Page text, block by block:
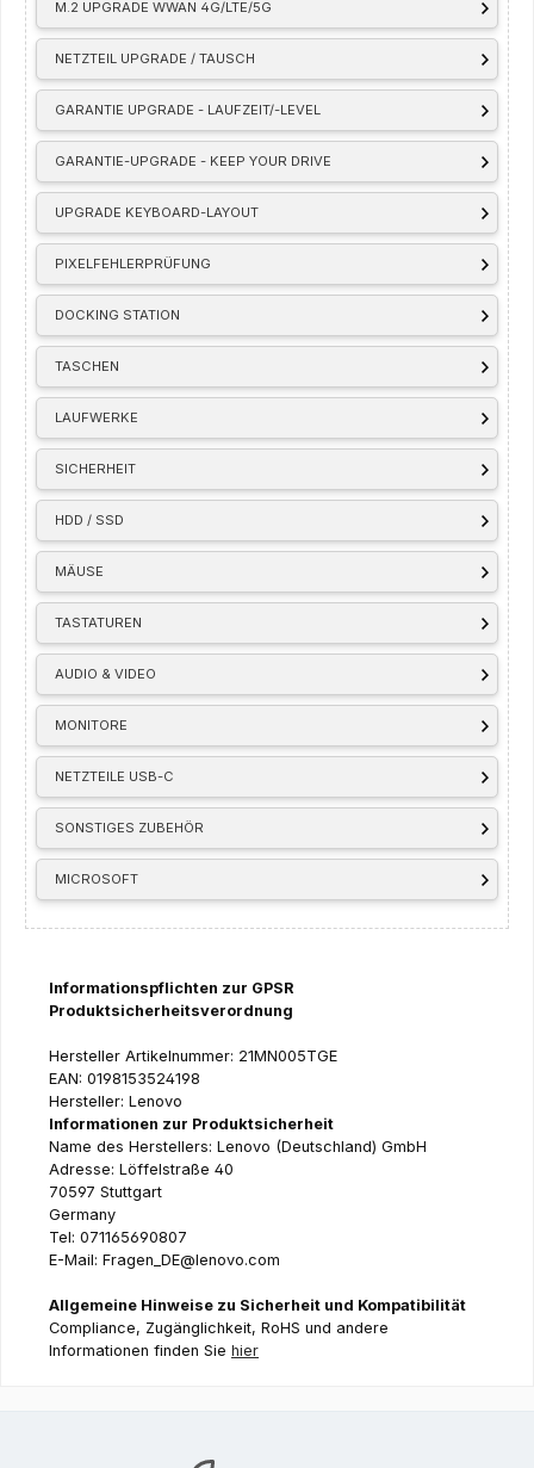
M.2 UPGRADE WWAN 4G/LTE/5G
NETZTEIL UPGRADE / TAUSCH
GARANTIE UPGRADE - LAUFZEIT/-LEVEL
GARANTIE-UPGRADE - KEEP YOUR DRIVE
UPGRADE KEYBOARD-LAYOUT
PIXELFEHLERPRÜFUNG
DOCKING STATION
TASCHEN
LAUFWERKE
SICHERHEIT
HDD / SSD
MÄUSE
TASTATUREN
AUDIO & VIDEO
MONITORE
NETZTEILE USB-C
SONSTIGES ZUBEHÖR
MICROSOFT
Informationspflichten zur GPSR
Produktsicherheitsverordnung
Hersteller Artikelnummer: 21MN005TGE
EAN: 0198153524198
Hersteller: Lenovo
Informationen zur Produktsicherheit
Name des Herstellers: Lenovo (Deutschland) GmbH
Adresse: Löffelstraße 40
70597 Stuttgart
Germany
Tel: 071165690807
E-Mail: Fragen_DE@lenovo.com
Allgemeine Hinweise zu Sicherheit und Kompatibilität
Compliance, Zugänglichkeit, RoHS und andere
Informationen finden Sie hier